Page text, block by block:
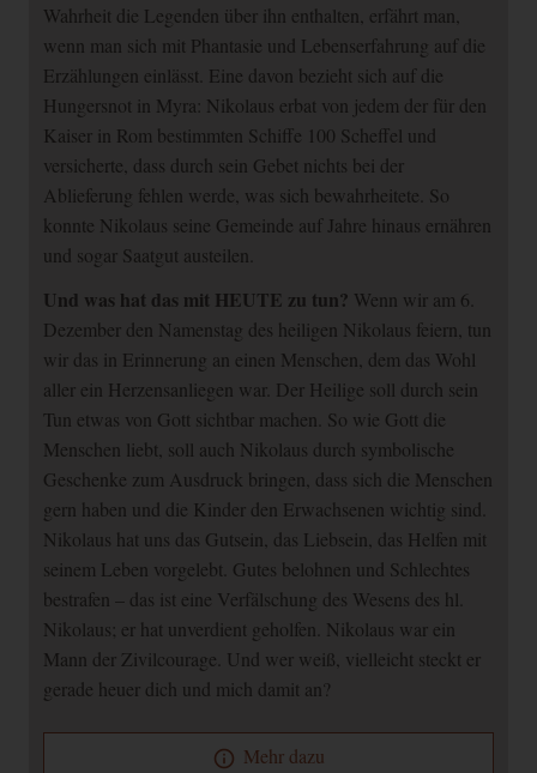
Wahrheit die Legenden über ihn enthalten, erfährt man,
wenn man sich mit Phantasie und Lebenserfahrung auf die
Erzählungen einlässt. Eine davon bezieht sich auf die
Hungersnot in Myra: Nikolaus erbat von jedem der für den
Kaiser in Rom bestimmten Schiffe 100 Scheffel und
versicherte, dass durch sein Gebet nichts bei der
Ablieferung fehlen werde, was sich bewahrheitete. So
konnte Nikolaus seine Gemeinde auf Jahre hinaus ernähren
und sogar Saatgut austeilen.
Und was hat das mit HEUTE zu tun? Wenn wir am 6.
Dezember den Namenstag des heiligen Nikolaus feiern, tun
wir das in Erinnerung an einen Menschen, dem das Wohl
aller ein Herzensanliegen war. Der Heilige soll durch sein
Tun etwas von Gott sichtbar machen. So wie Gott die
Menschen liebt, soll auch Nikolaus durch symbolische
Geschenke zum Ausdruck bringen, dass sich die Menschen
gern haben und die Kinder den Erwachsenen wichtig sind.
Nikolaus hat uns das Gutsein, das Liebsein, das Helfen mit
seinem Leben vorgelebt. Gutes belohnen und Schlechtes
bestrafen – das ist eine Verfälschung des Wesens des hl.
Nikolaus; er hat unverdient geholfen. Nikolaus war ein
Mann der Zivilcourage. Und wer weiß, vielleicht steckt er
gerade heuer dich und mich damit an?
info_outline Mehr dazu